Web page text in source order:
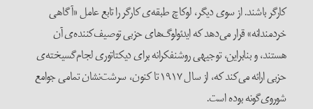
کارگر باشند. از سوی دیگر، لوکاچ طبقه‌ی کارگر را تابع عامل «آگاهی
خردمندانه» قرار می‌دهد که ایدئولوگ‌های حزبی توصیف‌کننده‌ی آن
هستند، و بنابراین، توجیهی روشنفکرانه برای دیکتاتوری لجام‌گسیخته‌ی
حزبی ارائه می‌کند که، از سال ۱۹۱۷ تا کنون، سرشت‌نشان تمامی جوامع
شوروی‌گونه‌ بوده است.